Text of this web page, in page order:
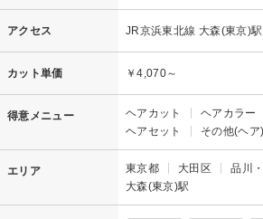
アクセス JR京浜東北線 大森(東京)
カット単価 ￥4,070～
得意メニュー ヘアカット ヘアカラー
ヘアセット
その他(ヘア)
エリア 東京都 大田区
品川
大森(東京)駅